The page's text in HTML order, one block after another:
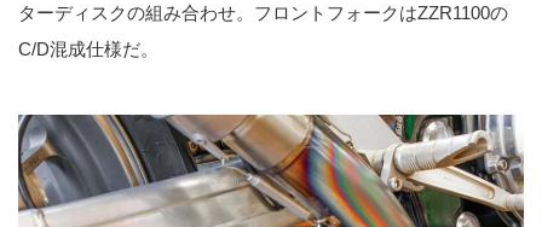
ターディスクの組み合わせ。フロントフォークはZZR1100の
C/D混成仕様だ。